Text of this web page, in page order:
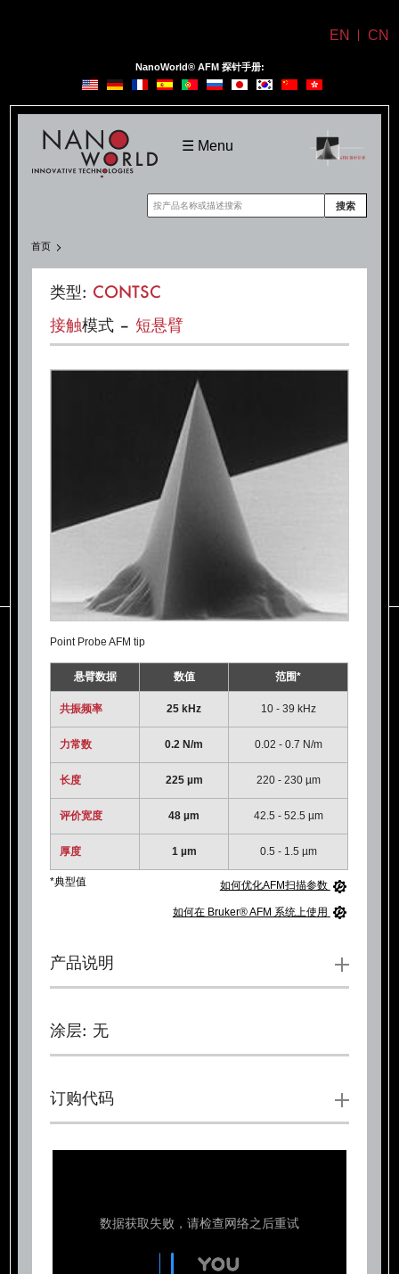
NanoWorld® AFM 探针手册:
EN CN
NanoWorld
☰ Menu
搜索
首页
类型: CONTSC
接触模式 –短悬臂
悬臂数据 数值 范围*
共振频率 25 kHz 10 - 39 kHz
力常数 0.2 N/m 0.02 - 0.7 N/m
长度 225 µm 220 - 230 µm
评价宽度 48 µm 42.5 - 52.5 µm
厚度 1 µm 0.5 - 1.5 µm
*典型值 如何优化AFM扫描参数
如何在 Bruker® AFM 系统上使用
Point Probe AFM tip
产品说明
涂层: 无
订购代码